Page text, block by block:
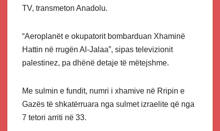
TV, transmeton Anadolu.
“Aeroplanët e okupatorit bombarduan Xhaminë
Hattin në rrugën Al-Jalaa”, sipas televizionit
palestinez, pa dhënë detaje të mëtejshme.
Me sulmin e fundit, numri i xhamive në Rripin e
Gazës të shkatërruara nga sulmet izraelite që nga
7 tetori arriti në 33.